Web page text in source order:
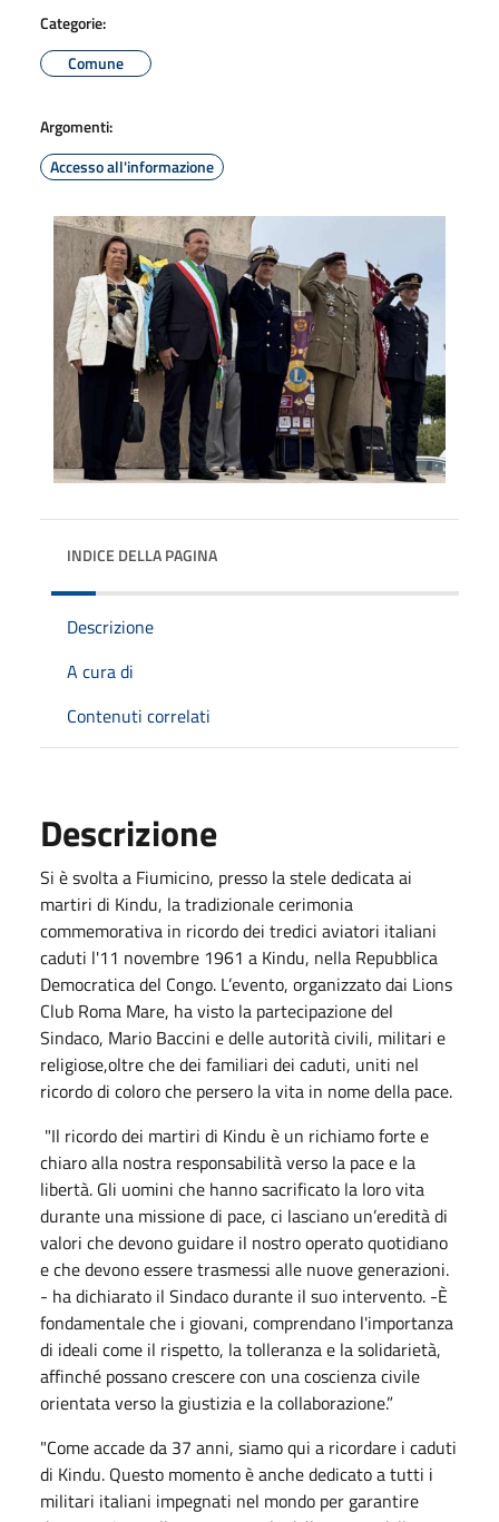
Categorie:
Comune
Argomenti:
Accesso all'informazione
INDICE DELLA PAGINA
Descrizione
A cura di
Contenuti correlati
Descrizione
Si è svolta a Fiumicino, presso la stele dedicata ai
martiri di Kindu, la tradizionale cerimonia
commemorativa in ricordo dei tredici aviatori italiani
caduti l'11 novembre 1961 a Kindu, nella Repubblica
Democratica del Congo. L’evento, organizzato dai Lions
Club Roma Mare, ha visto la partecipazione del
Sindaco, Mario Baccini e delle autorità civili, militari e
religiose,oltre che dei familiari dei caduti, uniti nel
ricordo di coloro che persero la vita in nome della pace.
"Il ricordo dei martiri di Kindu è un richiamo forte e
chiaro alla nostra responsabilità verso la pace e la
libertà. Gli uomini che hanno sacrificato la loro vita
durante una missione di pace, ci lasciano un’eredità di
valori che devono guidare il nostro operato quotidiano
e che devono essere trasmessi alle nuove generazioni.
- ha dichiarato il Sindaco durante il suo intervento. -È
fondamentale che i giovani, comprendano l'importanza
di ideali come il rispetto, la tolleranza e la solidarietà,
affinché possano crescere con una coscienza civile
orientata verso la giustizia e la collaborazione.”
"Come accade da 37 anni, siamo qui a ricordare i caduti
di Kindu. Questo momento è anche dedicato a tutti i
militari italiani impegnati nel mondo per garantire